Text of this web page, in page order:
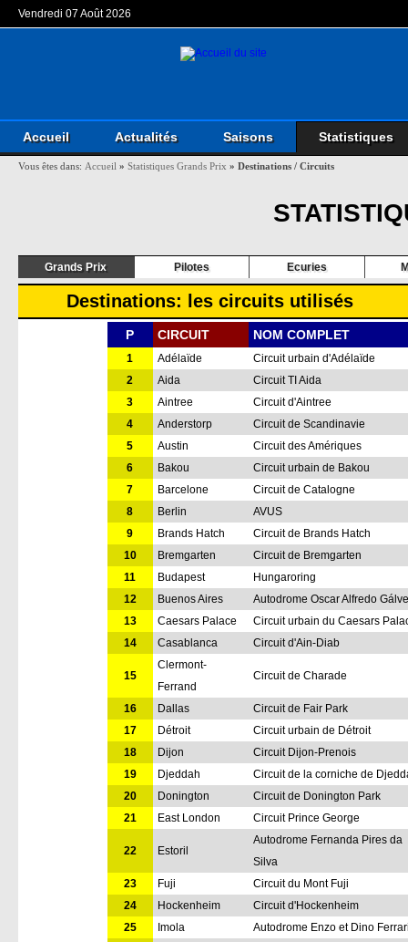
Vendredi 07 Août 2026
Accueil Actualités Saisons Statistiques
Vous êtes dans: Accueil » Statistiques Grands Prix » Destinations / Circuits
Grands Prix Pilotes Ecuries
Destinations: les circuits utilisés
P CIRCUIT NOM COMPLET
1 Adélaïde
Circuit urbain d'Adélaïde
2
Aida
Circuit TI Aida
3
Aintree
Circuit d'Aintree
4
Anderstorp
Circuit de Scandinavie
5
Austin
Circuit des Amériques
6
Bakou
Circuit urbain de Bakou
7
Barcelone
Circuit de Catalogne
8
Berlin
AVUS
9
Brands Hatch
Circuit de Brands Hatch
10
Bremgarten
Circuit de Bremgarten
11
Budapest
Hungaroring
12
Buenos Aires
Autodrome Oscar Alfredo
13
Caesars Palace
Circuit urbain du Caesars
14
Casablanca Circuit d'Ain-Diab
15
Clermont-
Ferrand
Circuit de Charade
16 Dallas
Circuit de Fair Park
17
Détroit
Circuit urbain de Détroit
18
Dijon
Circuit Dijon-Prenois
19
Djeddah
Circuit de la corniche de
20
Donington
Circuit de Donington Park
21
East London Circuit Prince George
22 Estoril
Autodrome Fernanda Pires da
Silva
23
Fuji
Circuit du Mont Fuji
24
Hockenheim
Circuit d'Hockenheim
25
Imola Autodrome Enzo et Dino